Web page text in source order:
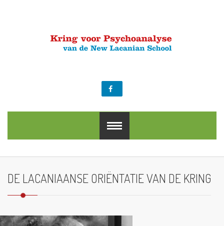
DE LACANIAANSE ORIËNTATIE VAN DE KRING